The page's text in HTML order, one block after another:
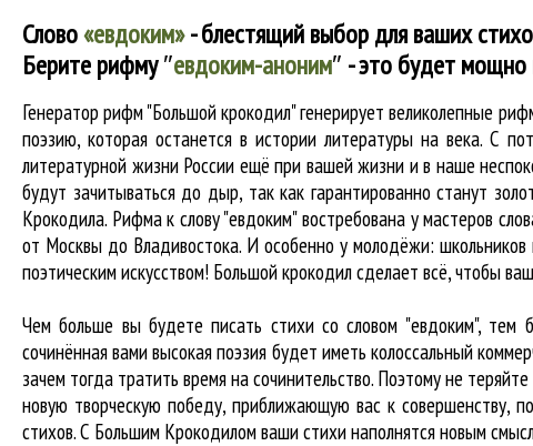
Слово«евдоким»- блестящий выбор для ваших
Берите рифму″евдоким-аноним″ - это будет мощно
Генератор рифм "Большой крокодил" генерирует великолепные
поэзию, которая останется в истории литературы на века. С
литературной жизни России ещё при вашей жизни и в наше
будут зачитываться до дыр, так как гарантированно станут
Крокодила. Рифма к слову "евдоким" востребована у мастеров
от Москвы до Владивостока. И особенно у молодёжи:
поэтическим искусством! Большой крокодил cделает всё, чтобы
Чем больше вы будете писать стихи со словом "евдоким", тем
сочинённая вами высокая поэзия будет иметь колоссальный
зачем тогда тратить время на сочинительство. Поэтому не
новую творческую победу, приближающую вас к совершенству,
стихов. С Большим Крокодилом ваши стихи наполнятся новым